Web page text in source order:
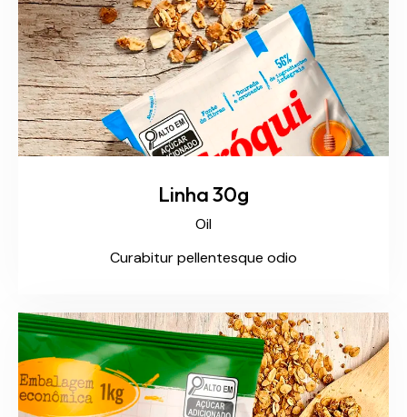
Linha 30g
Oil
Curabitur pellentesque odio